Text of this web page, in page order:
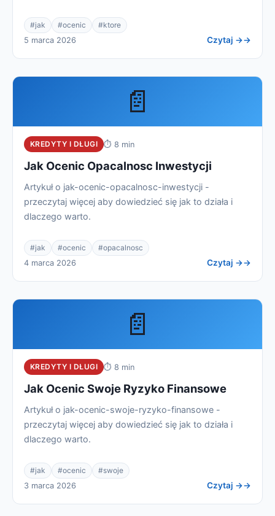
#jak #ocenic
#ktore
5 marca 2026
Czytaj →
📄
KREDYTY I DŁUGI ⏱ 8 min
Jak Ocenic Opacalnosc Inwestycji
Artykuł o jak-ocenic-opacalnosc-inwestycji -
przeczytaj więcej aby dowiedzieć się jak to działa i
dlaczego warto.
#jak #ocenic
#opacalnosc
4 marca 2026
Czytaj →
📄
KREDYTY I DŁUGI ⏱ 8 min
Jak Ocenic Swoje Ryzyko Finansowe
Artykuł o jak-ocenic-swoje-ryzyko-finansowe -
przeczytaj więcej aby dowiedzieć się jak to działa i
dlaczego warto.
#jak #ocenic
#swoje
3 marca 2026
Czytaj →